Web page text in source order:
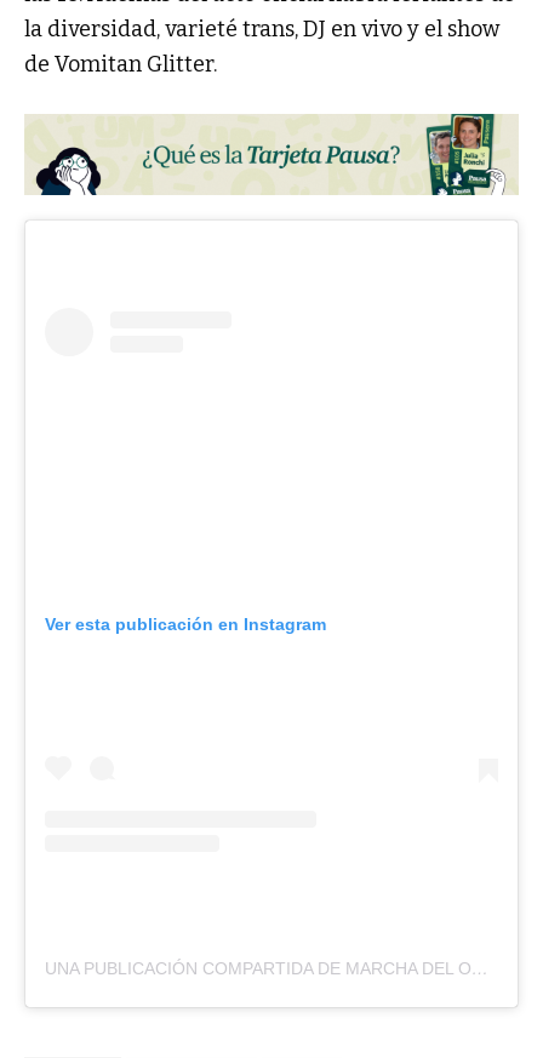
la diversidad, varieté trans, DJ en vivo y el show
de Vomitan Glitter.
Ver esta publicación en Instagram
UNA PUBLICACIÓN COMPARTIDA DE MARCHA DEL ORGULLO SANTA FE (@MARCHADELORGULLOSF.OFICIAL)